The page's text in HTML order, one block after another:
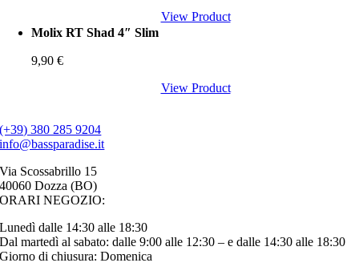
View Product
Molix RT Shad 4″ Slim
9,90€
View Product
(+39) 380 285 9204
info@bassparadise.it
Via Scossabrillo 15
40060 Dozza (BO)
ORARI NEGOZIO:
Lunedì dalle 14:30 alle 18:30
Dal martedì al sabato: dalle 9:00 alle 12:30 – e dalle 14:30 alle 18:30
Giorno di chiusura: Domenica